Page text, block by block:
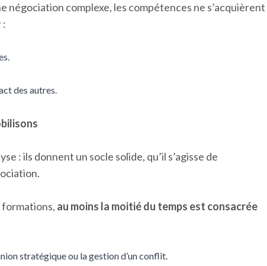
négociation complexe, les compétences ne s’acquièrent
:
des autres.
: ils donnent un socle solide, qu’il s’agisse de
formations, au moins la moitié du temps est consacrée
stratégique ou la gestion d’un conflit.